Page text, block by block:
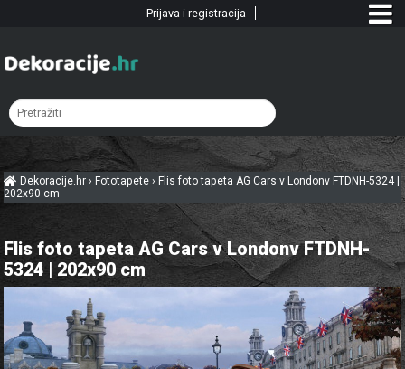
Dekoracije.hr› Fototapete › Flis foto tapeta AG Cars v Londonv FTDNH-5324 |
202x90 cm
Flis foto tapeta AG Cars v Londonv FTDNH-
5324 | 202x90 cm
Prijava i registracija